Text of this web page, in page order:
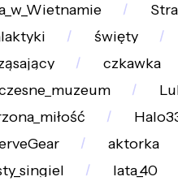
święty
czkawka
aktorka
lata_40